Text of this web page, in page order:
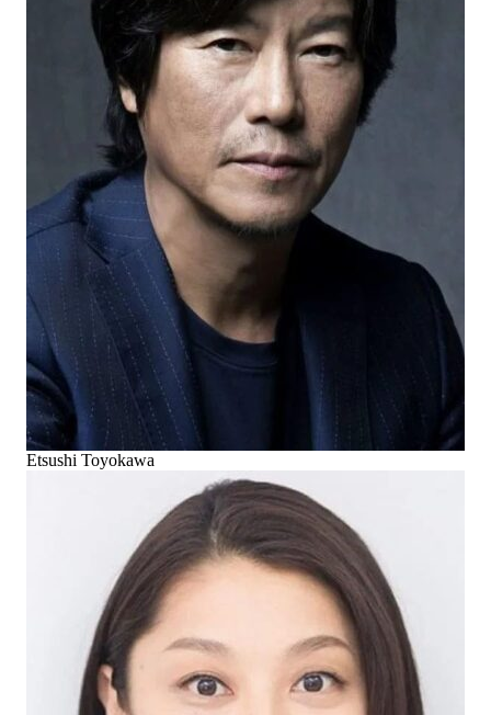
Etsushi Toyokawa